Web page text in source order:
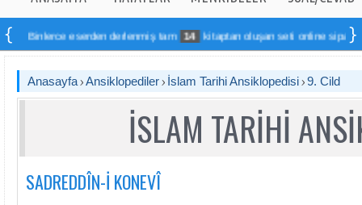
eserden derlenmiş tam 14 kitaptan oluşan seti online sipariş
Anasayfa Ansiklopediler İslam Tarihi Ansiklopedisi 9. Cild
İSLAM TARİHİ
SADREDDÎN-İ KONEVÎ